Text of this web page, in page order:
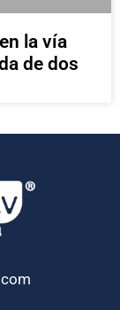
la vía
de dos